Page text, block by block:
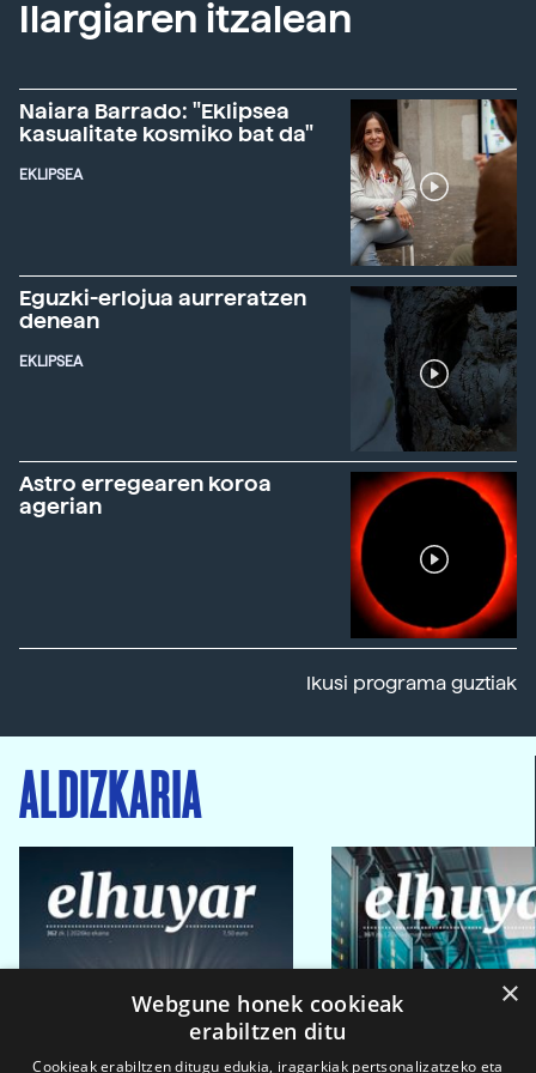
Ilargiaren itzalean
Naiara Barrado: "Eklipsea
kasualitate kosmiko bat da"
EKLIPSEA
Eguzki-erlojua aurreratzen
denean
EKLIPSEA
Astro erregearen koroa
agerian
Ikusi programa guztiak
ALDIZKARIA
×
Webgune honek cookieak
erabiltzen ditu
Cookieak erabiltzen ditugu edukia, iragarkiak pertsonalizatzeko eta